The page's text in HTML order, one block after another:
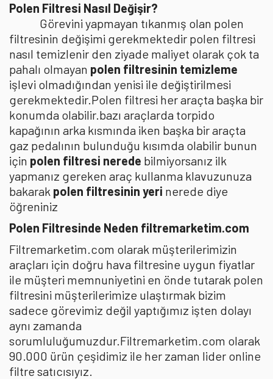
Polen Filtresi Nasıl Değişir?
Görevini yapmayan tıkanmış olan polen
filtresinin değişimi gerekmektedir polen filtresi
nasıl temizlenir den ziyade maliyet olarak çok ta
pahalı olmayan polen filtresinin temizleme
işlevi olmadığından yenisi ile değiştirilmesi
gerekmektedir.Polen filtresi her araçta başka bir
konumda olabilir.bazı araçlarda torpido
kapağının arka kısmında iken başka bir araçta
gaz pedalının bulunduğu kısımda olabilir bunun
için polen filtresi nerede bilmiyorsanız ilk
yapmanız gereken araç kullanma klavuzunuza
bakarak polen filtresinin yeri nerede diye
öğreniniz
Polen Filtresinde Neden filtremarketim.com
Filtremarketim.com olarak müşterilerimizin
araçları için doğru hava filtresine uygun fiyatlar
ile müşteri memnuniyetini en önde tutarak polen
filtresini müşterilerimize ulaştırmak bizim
sadece görevimiz değil yaptığımız işten dolayı
aynı zamanda
sorumluluğumuzdur.Filtremarketim.com olarak
90.000 ürün çeşidimiz ile her zaman lider online
filtre satıcısıyız.